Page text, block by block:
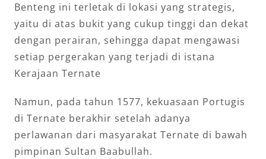
Benteng ini terletak di lokasi yang strategis,
yaitu di atas bukit yang cukup tinggi dan dekat
dengan perairan, sehingga dapat mengawasi
setiap pergerakan yang terjadi di istana
Kerajaan Ternate
Namun, pada tahun 1577, kekuasaan Portugis
di Ternate berakhir setelah adanya
perlawanan dari masyarakat Ternate di bawah
pimpinan Sultan Baabullah.